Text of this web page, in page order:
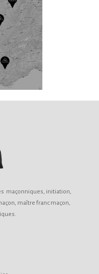
maçonniques, initiation,
maître franc maçon,